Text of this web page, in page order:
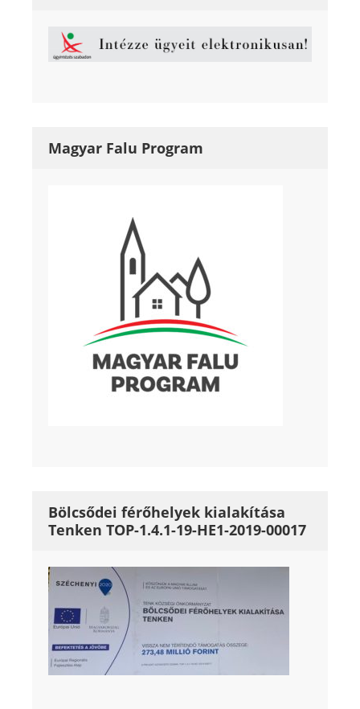
Magyar Falu Program
Bölcsődei férőhelyek kialakítása
Tenken TOP-1.4.1-19-HE1-2019-00017